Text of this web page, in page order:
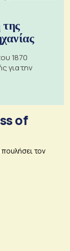
1870
για την
of